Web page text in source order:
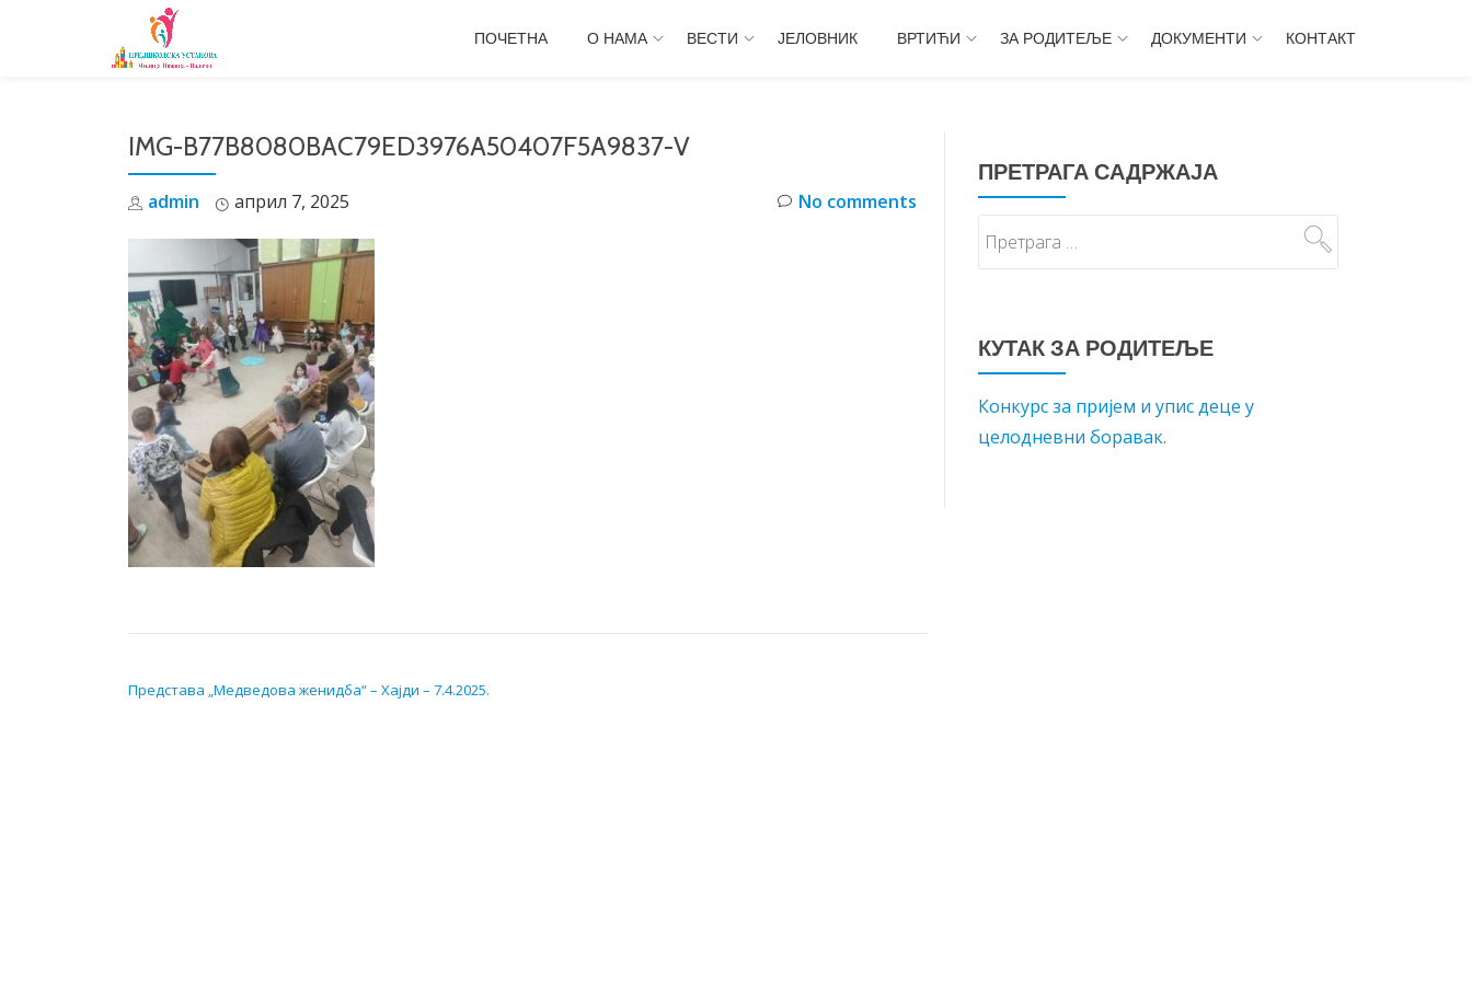
ПОЧЕТНА О НАМА ВЕСТИ ЈЕЛОВНИК ВРТИЋИ ЗА РОДИТЕЉЕ ДОКУМЕНТИ КОНТАКТ
IMG-B77B8080BAC79ED3976A50407F5A9837-V
admin април 7, 2025 No comments
Представа „Медведова женидба“ – Хајди – 7.4.2025.
ПРЕТРАГА САДРЖАЈА
КУТАК ЗА РОДИТЕЉЕ
Конкурс за пријем и упис деце у
целодневни боравак.